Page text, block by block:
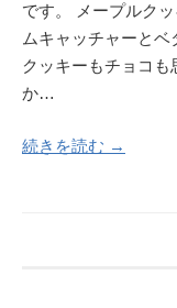
です。 メープルク
ムキャッチャーとベ
クッキーもチョコ
か…
続きを読む →